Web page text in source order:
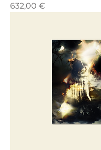
Prezzo
632,00 €